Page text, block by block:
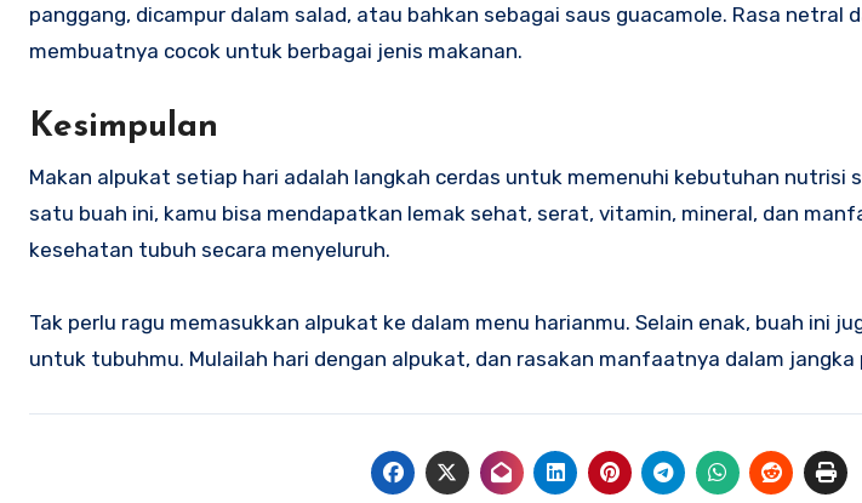
panggang, dicampur dalam salad, atau bahkan sebagai saus guacamole. Rasa netral
membuatnya cocok untuk berbagai jenis makanan.
Kesimpulan
Makan alpukat setiap hari adalah langkah cerdas untuk memenuhi kebutuhan nutrisi
satu buah ini, kamu bisa mendapatkan lemak sehat, serat, vitamin, mineral, dan
kesehatan tubuh secara menyeluruh.
Tak perlu ragu memasukkan alpukat ke dalam menu harianmu. Selain enak, buah ini
untuk tubuhmu. Mulailah hari dengan alpukat, dan rasakan manfaatnya dalam jangka